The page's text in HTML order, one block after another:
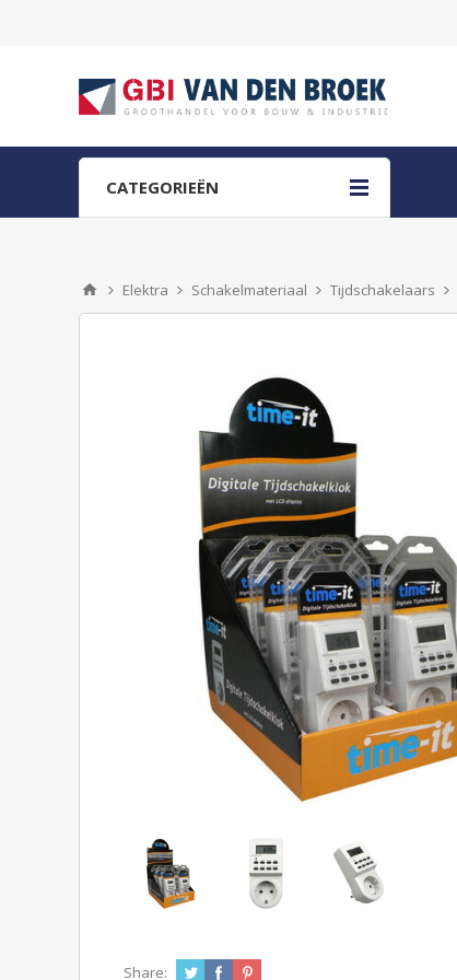
CATEGORIEËN
Elektra Schakelmateriaal Tijdschakelaars
Share: